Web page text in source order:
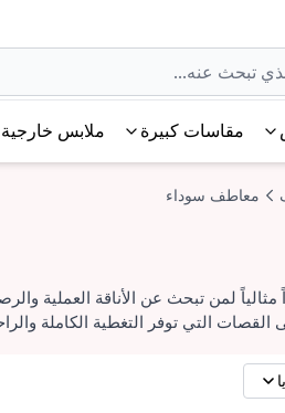
مقاسات كبيرة ملابس خارجية
معاطف سوداء
لمن تبحث عن الأناقة العملية
التي توفر التغطية الكاملة